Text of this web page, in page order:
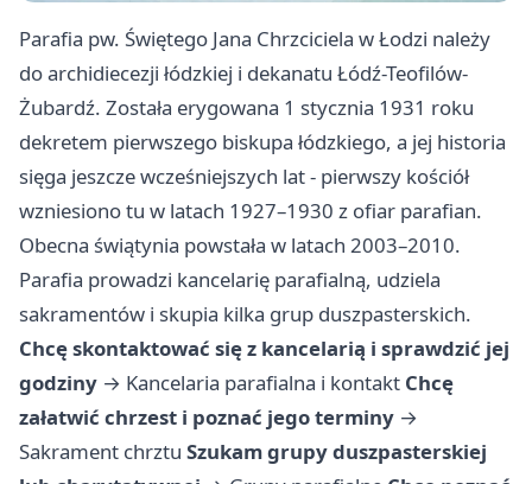
Parafia pw. Świętego Jana Chrzciciela w Łodzi należy
do archidiecezji łódzkiej i dekanatu Łódź-Teofilów-
Żubardź. Została erygowana 1 stycznia 1931 roku
dekretem pierwszego biskupa łódzkiego, a jej historia
sięga jeszcze wcześniejszych lat - pierwszy kościół
wzniesiono tu w latach 1927–1930 z ofiar parafian.
Obecna świątynia powstała w latach 2003–2010.
Parafia prowadzi kancelarię parafialną, udziela
sakramentów i skupia kilka grup duszpasterskich.
Chcę skontaktować się z kancelarią i sprawdzić jej
godziny → Kancelaria parafialna i kontakt Chcę
załatwić chrzest i poznać jego terminy →
Sakrament chrztu Szukam grupy duszpasterskiej